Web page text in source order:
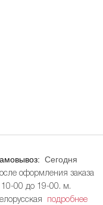
Сегодня
оформления заказа
00 до 19-00. м.
подробнее